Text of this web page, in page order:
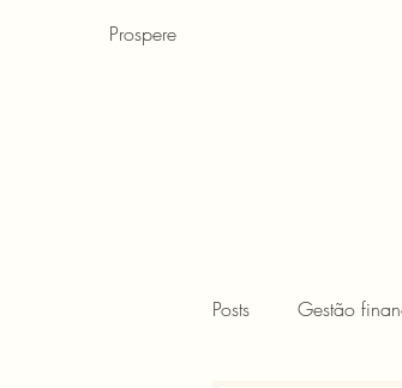
Prospere
Posts Gestão